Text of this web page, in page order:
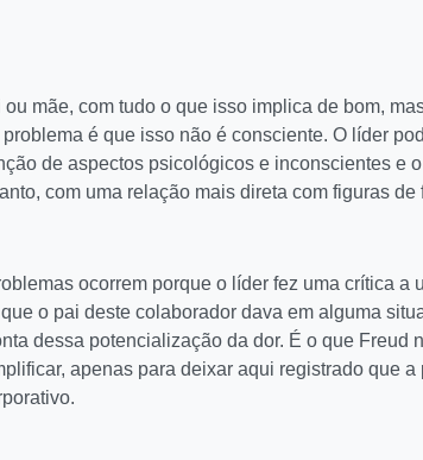
mãe, com tudo o que isso implica de bom,
é que isso não é consciente. O líder
de aspectos psicológicos e inconscientes e
com uma relação mais direta com figuras de
ocorrem porque o líder fez uma crítica a
o pai deste colaborador dava em alguma
dessa potencialização da dor. É o que Freud
apenas para deixar aqui registrado que a